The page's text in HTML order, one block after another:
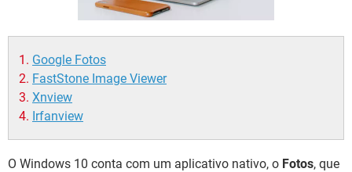
Google Fotos
FastStone Image Viewer
Xnview
Irfanview
O Windows 10 conta com um aplicativo nativo, o Fotos, que